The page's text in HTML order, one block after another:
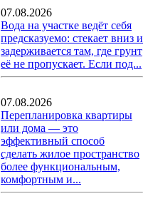
07.08.2026
Вода на участке ведёт себя
предсказуемо: стекает вниз и
задерживается там, где грунт
её не пропускает. Если под...
07.08.2026
Перепланировка квартиры
или дома — это
эффективный способ
сделать жилое пространство
более функциональным,
комфортным и...